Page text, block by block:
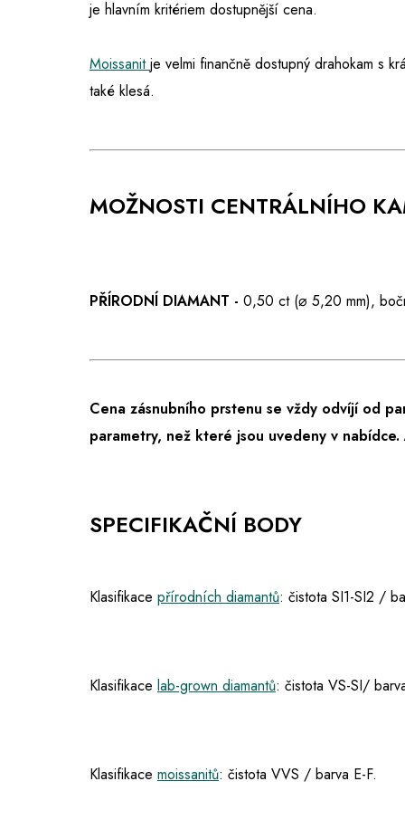
je hlavním kritériem dostupnější cena.
Moissanit je velmi finančně dostupný drahokam s
také klesá.
MOŽNOSTI CENTRÁLNÍHO
PŘÍRODNÍ DIAMANT - 0,50 ct (⌀ 5,20 mm),
Cena zásnubního prstenu se vždy odvíjí od
parametry, než které jsou uvedeny v nabídce.
SPECIFIKAČNÍ BODY
Klasifikace přírodních diamantů: čistota SI1-SI2 /
Klasifikace lab-grown diamantů: čistota VS-SI/
Klasifikace moissanitů: čistota VVS / barva E-F.